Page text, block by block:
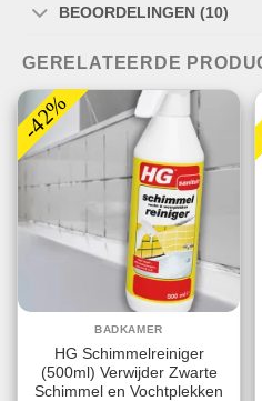
BEOORDELINGEN (10)
GERELATEERDE
-42%
BADKAMER
HG Schimmelreiniger
(500ml) Verwijder Zwarte
Schimmel en Vochtplekken